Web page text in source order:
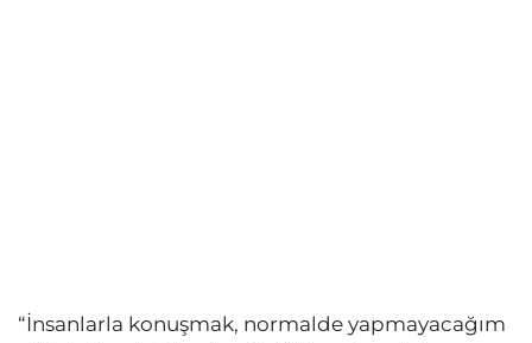
“İnsanlarla konuşmak, normalde yapmayacağım